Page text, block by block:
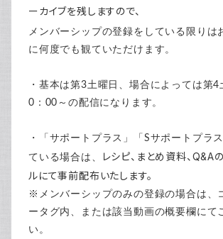
ーカイブを残しますので、
メンバーシップの登録をしている限りは
に何度でも観ていただけます。
・基本は第3土曜日、場合によっては第4
0：00～の配信になります。
・「サポートプラス」「Sサポートプラ
ている場合は、
レシピ、まとめ資料、Q&A
ルにて事前配布いたします。
※メンバーシップのみの登録の場合は、
ータグ内、または該当動画の概要欄にて
い。